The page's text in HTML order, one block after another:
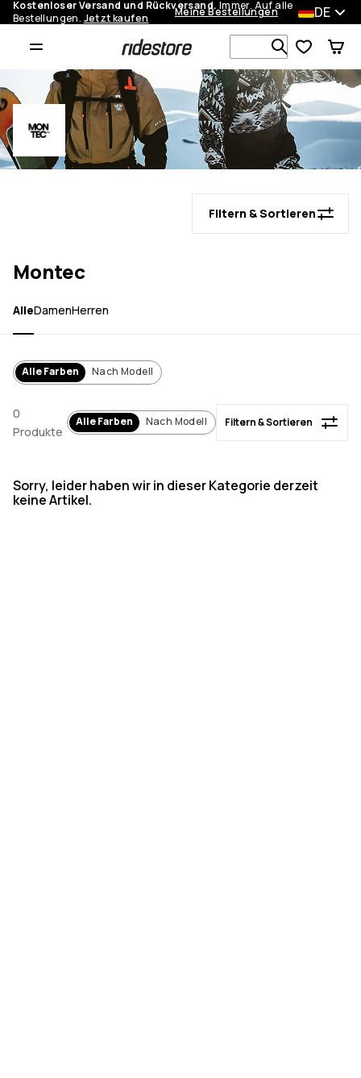
Kostenloser Versand und Rückversand. Immer. Auf alle
Bestellungen. Jetzt kaufen Meine Bestellungen DE
Filtern & Sortieren
Montec
AlleDamenHerren
Alle Farben Nach Modell
0
Produkte
Alle Farben Nach Modell Filtern & Sortieren
Sorry, leider haben wir in dieser Kategorie derzeit
keine Artikel.